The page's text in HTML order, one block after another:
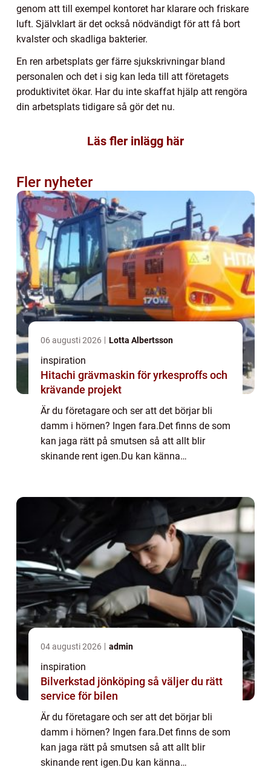
genom att till exempel kontoret har klarare och friskare
luft. Självklart är det också nödvändigt för att få bort
kvalster och skadliga bakterier.
En ren arbetsplats ger färre sjukskrivningar bland
personalen och det i sig kan leda till att företagets
produktivitet ökar. Har du inte skaffat hjälp att rengöra
din arbetsplats tidigare så gör det nu.
Läs fler inlägg här
Fler nyheter
06 augusti 2026 Lotta Albertsson
inspiration
Hitachi grävmaskin för yrkesproffs och
krävande projekt
Är du företagare och ser att det börjar bli
damm i hörnen? Ingen fara.Det finns de som
kan jaga rätt på smutsen så att allt blir
skinande rent igen.Du kan känna
04 augusti 2026 admin
inspiration
Bilverkstad jönköping så väljer du rätt
service för bilen
Är du företagare och ser att det börjar bli
damm i hörnen? Ingen fara.Det finns de som
kan jaga rätt på smutsen så att allt blir
skinande rent igen.Du kan känna